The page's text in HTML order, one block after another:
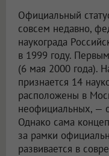
Официальный
совсем недавно,
наукограда
в 1999 году.
(6 мая 2000 года).
признается 14
расположены в
неофициальных, —
Однако сама
за рамки
развивается в